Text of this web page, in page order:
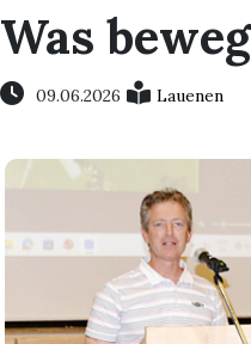
Was
09.06.2026 Lauenen